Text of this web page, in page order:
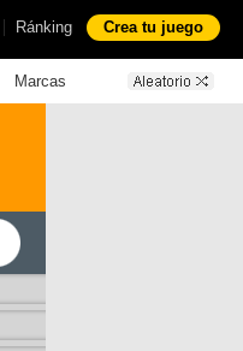
| Ránking Crea tu juego
Marcas